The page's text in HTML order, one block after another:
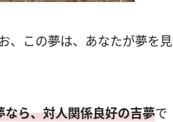
、この夢は、あなたが夢を見
ら、対人関係良好の吉夢で